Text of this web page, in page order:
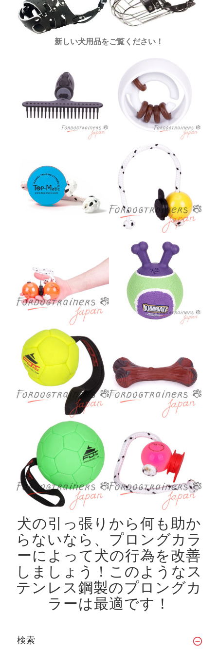
新しい犬用品をご覧ください！
犬の引っ張りから何も助か
らないなら、プロングカラ
ーによって犬の行為を改善
しましょう！ このようなス
テンレス鋼製のプロングカ
ラーは最適です！
検索